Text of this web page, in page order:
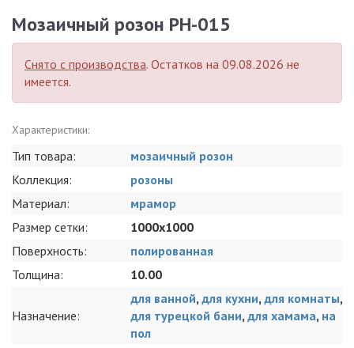
Мозаичный розон PH-015
Снято с производства. Остатков на 09.08.2026 не
имеется.
Характеристики:
Тип товара:
мозаичный розон
Коллекция:
розоны
Материал:
мрамор
Размер сетки:
1000x1000
Поверхность:
полированная
Толщина:
10.00
Назначение:
для ванной, для кухни, для комнаты,
для турецкой бани, для хамама, на
пол